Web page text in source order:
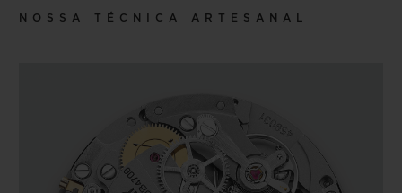
NOSSA TÉCNICA ARTESANAL